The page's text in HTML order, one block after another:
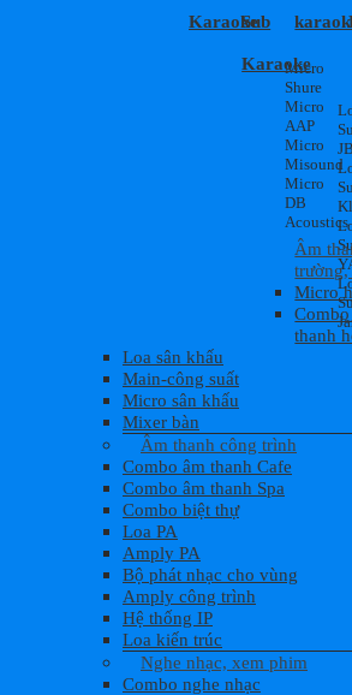
Karaoke
Micro
Shure
Micro
AAP
Micro
Misound
Micro
DB
Acoustics
Sub
Karaoke
Âm
trường,
Micro
Combo
thanh
Loa sân khấu
Main-công suất
Micro sân khấu
Mixer bàn
Âm thanh công trình
Combo âm thanh Cafe
Combo âm thanh Spa
Combo biệt thự
Loa PA
Amply PA
Bộ phát nhạc cho vùng
Amply công trình
Hệ thống IP
Loa kiến trúc
Nghe nhạc, xem phim
Combo nghe nhạc